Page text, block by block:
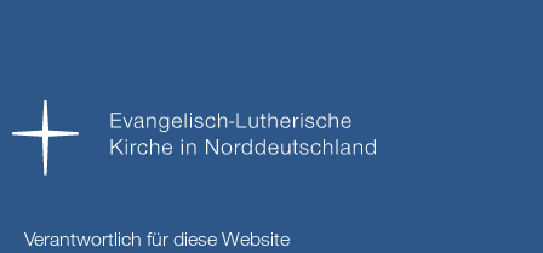
Verantwortlich für diese Website